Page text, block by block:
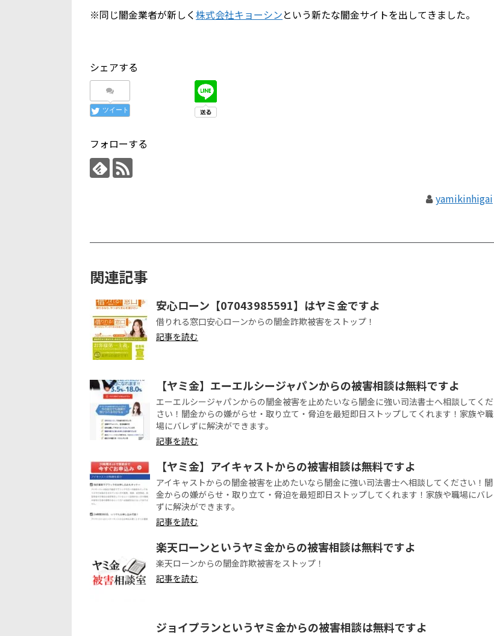
※同じ闇金業者が新しく株式会社キョーシンという新たな闇金サイトを出してきました。
シェアする
ツイート
フォローする
yamikinhigai
関連記事
安心ローン【07043985591】はヤミ金ですよ
借りれる窓口安心ローンからの闇金詐欺被害をストップ！
記事を読む
【ヤミ金】エーエルシージャパンからの被害相談は無料ですよ
エーエルシージャパンからの闇金被害を止めたいなら闇金に強い司法書士へ相談してくだ
さい！闇金からの嫌がらせ・取り立て・脅迫を最短即日ストップしてくれます！家族や職
場にバレずに解決ができます。
記事を読む
【ヤミ金】アイキャストからの被害相談は無料ですよ
アイキャストからの闇金被害を止めたいなら闇金に強い司法書士へ相談してください！闇
金からの嫌がらせ・取り立て・脅迫を最短即日ストップしてくれます！家族や職場にバレ
ずに解決ができます。
記事を読む
楽天ローンというヤミ金からの被害相談は無料ですよ
楽天ローンからの闇金詐欺被害をストップ！
記事を読む
ジョイプランというヤミ金からの被害相談は無料ですよ